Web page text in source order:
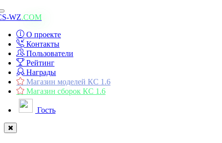
Toggle
navigation
WZ.COM
О проекте
Контакты
Пользователи
Рейтинг
Награды
Магазин моделей КС 1.6
Магазин сборок КС 1.6
Гость